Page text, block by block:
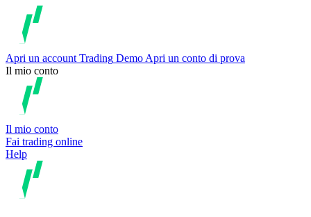
Apri un account Trading Demo Apri un conto di prova
Il mio conto
Il mio conto
Fai trading online
Help